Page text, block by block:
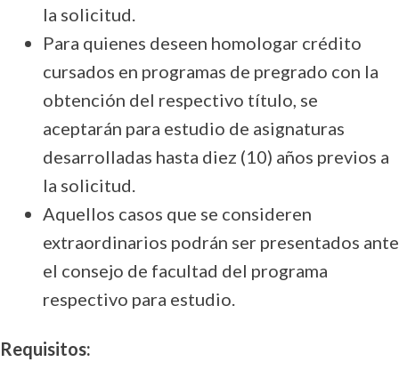
la solicitud.
Para quienes deseen homologar crédito
cursados en programas de pregrado con la
obtención del respectivo título, se
aceptarán para estudio de asignaturas
desarrolladas hasta diez (10) años previos a
la solicitud.
Aquellos casos que se consideren
extraordinarios podrán ser presentados ante
el consejo de facultad del programa
respectivo para estudio.
Requisitos: